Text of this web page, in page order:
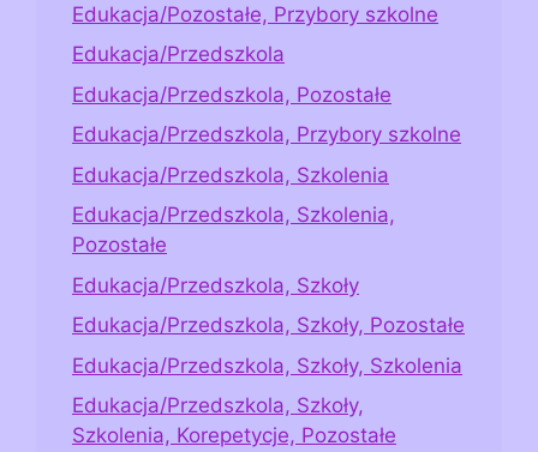
Edukacja/Pozostałe, Przybory szkolne
Edukacja/Przedszkola
Edukacja/Przedszkola, Pozostałe
Edukacja/Przedszkola, Przybory szkolne
Edukacja/Przedszkola, Szkolenia
Edukacja/Przedszkola, Szkolenia,
Pozostałe
Edukacja/Przedszkola, Szkoły
Edukacja/Przedszkola, Szkoły, Pozostałe
Edukacja/Przedszkola, Szkoły, Szkolenia
Edukacja/Przedszkola, Szkoły,
Szkolenia, Korepetycje, Pozostałe